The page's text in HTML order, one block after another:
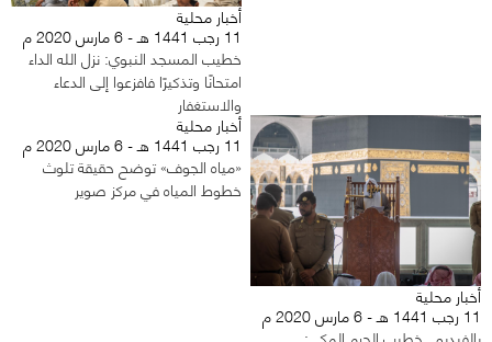
أخبار محلية
11 رجب 1441 هـ - 6 مارس 2020 م
خطيب المسجد النبوي: نزل الله الداء
امتحانًا وتذكيرًا فافزعوا إلى الدعاء
والاستغفار
أخبار محلية
11 رجب 1441 هـ - 6 مارس 2020 م
أخبار محلية
11 رجب 1441 هـ - 6 مارس 2020 م
«مياه الجوف» توضح حقيقة تلوث
خطوط المياه في مركز صوير